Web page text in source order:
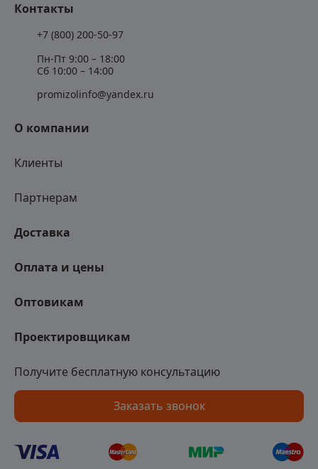
Получите бесплатную консультацию
Заказать звонок
О компании
Клиенты
Партнерам
Доставка
Оплата и цены
Оптовикам
Проектировщикам
Контакты
+7 (800) 200-50-97
Пн-Пт 9:00 – 18:00
Сб 10:00 – 14:00
promizolinfo@yandex.ru